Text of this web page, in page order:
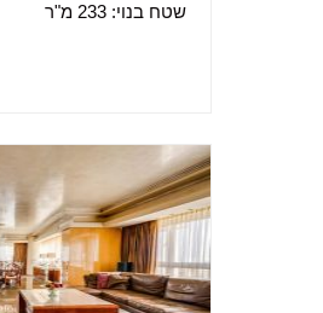
שטח בנוי: 233 מ"ר